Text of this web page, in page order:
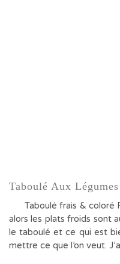
Taboulé Aux
Taboulé frais & coloré
alors les plats froids sont
le taboulé et ce qui est
mettre ce que l’on veut.